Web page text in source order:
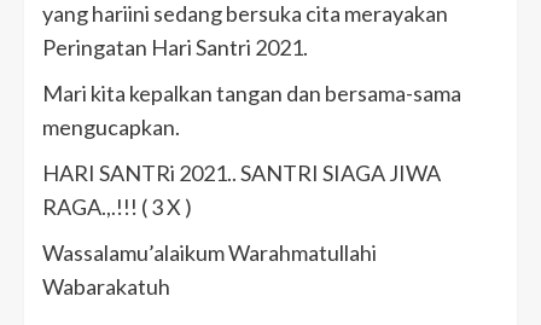
yang hariini sedang bersuka cita merayakan
Peringatan Hari Santri 2021.
Mari kita kepalkan tangan dan bersama-sama
mengucapkan.
HARI SANTRi 2021.. SANTRI SIAGA JIWA
RAGA.,.!!! ( 3 X )
Wassalamu’alaikum Warahmatullahi
Wabarakatuh